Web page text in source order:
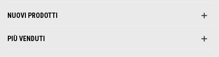
NUOVI PRODOTTI
PIÙ VENDUTI